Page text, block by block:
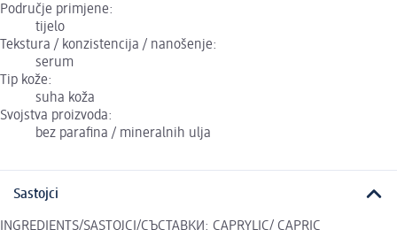
Područje primjene:
tijelo
Tekstura / konzistencija / nanošenje:
serum
Tip kože:
suha koža
Svojstva proizvoda:
bez parafina / mineralnih ulja
Sastojci
INGREDIENTS/SASTOJCI/СЪСТАВКИ: CAPRYLIC/ CAPRIC